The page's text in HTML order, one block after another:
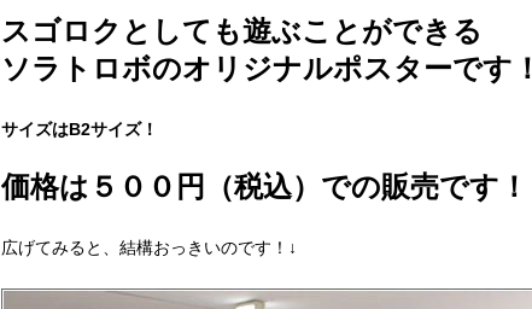
スゴロクとしても遊ぶことができる
ソラトロボのオリジナルポスターです！
サイズはB2サイズ！
価格は５００円（税込）での販売です！
広げてみると、結構おっきいのです！↓